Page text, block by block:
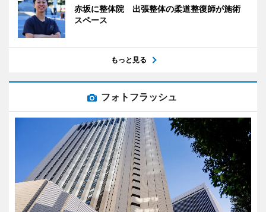
赤坂に整体院 出張整体の柔道整復師が施術
スペース
もっと見る
フォトフラッシュ